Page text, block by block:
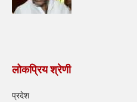
लोकप्रिय श्रेणी
प्रदेश